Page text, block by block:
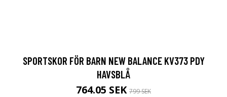
SPORTSKOR FÖR BARN NEW BALANCE KV373 PDY
HAVSBLÅ
764.05 SEK 799 SEK